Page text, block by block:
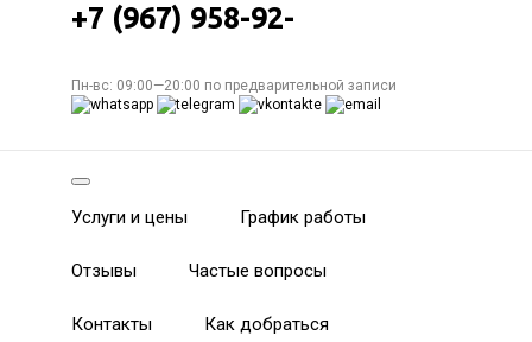
+7 (967) 958-92-
Пн-вс: 09:00—20:00 по предварительной записи
Услуги и цены График работы
Отзывы Частые вопросы
Контакты Как добраться